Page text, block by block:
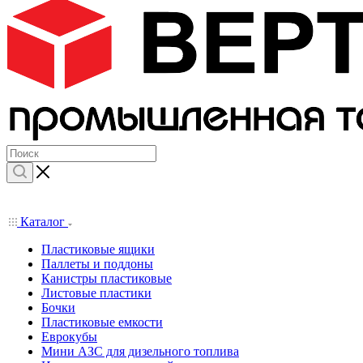
Каталог
Пластиковые ящики
Паллеты и поддоны
Канистры пластиковые
Листовые пластики
Бочки
Пластиковые емкости
Еврокубы
Мини АЗС для дизельного топлива